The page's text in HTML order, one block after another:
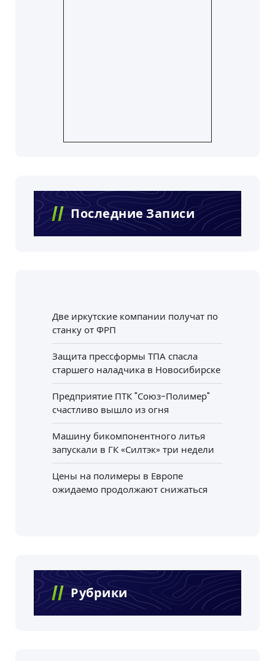
Последние Записи
Две иркутские компании получат по
станку от ФРП
Защита прессформы ТПА спасла
старшего наладчика в Новосибирске
Предприятие ПТК "Союз-Полимер"
счастливо вышло из огня
Машину бикомпонентного литья
запускали в ГК «Силтэк» три недели
Цены на полимеры в Европе
ожидаемо продолжают снижаться
Рубрики